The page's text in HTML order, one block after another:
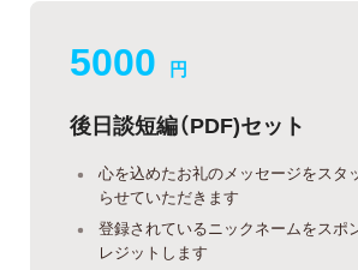
5000 円
後日談短編（PDF)セット
心を込めたお礼のメッセージをスタ
らせていただきます
登録されているニックネームをスポ
レジットします